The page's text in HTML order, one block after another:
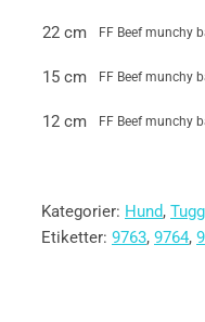
22 cm FF Beef munchy
15 cm FF Beef munchy
12 cm FF Beef munchy
Kategorier: Hund,
Etiketter: 9763, 9764,